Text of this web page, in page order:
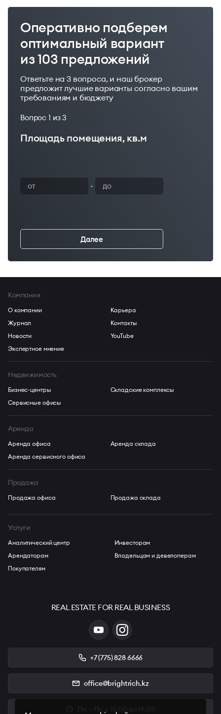
Оперативно подберем
оптимальный вариант
из 103 предложений
Ответьте на 3 вопроса, и наш брокер
предложит лучшие варианты согласно вашим
требованиям и бюджету
Вопрос 1 из 3
Площадь помещения, кв.м
-
Далее
Компания
О компании
Журнал
Новости
Экспертное мнение
Карьера
Контакты
YouTube
Недвижимость
Бизнес-центры
Сервисные офисы
Складские комплексы
Аренда
Аренда офиса
Аренда сервисного офиса
Аренда склада
Продажа
Продажа офиса Продажа склада
Услуги
Аналитический центр
Арендаторам
Покупателям
Инвесторам
Владельцам и девелоперам
REAL ESTATE FOR REAL BUSINESS
+7 (775) 828 6666
office@brightrich.kz